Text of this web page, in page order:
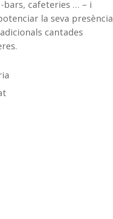
bars, cafeteries … – i
la seva presència
cantades